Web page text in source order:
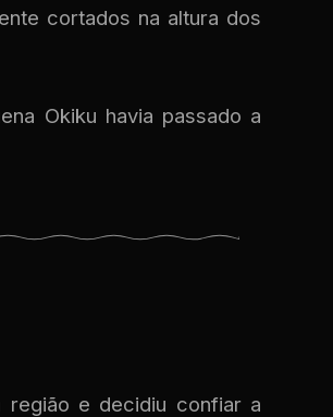
cortados na altura dos
Okiku havia passado a
região e decidiu confiar a